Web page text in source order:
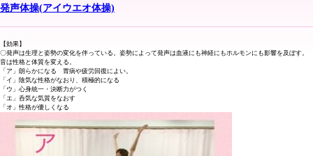
発声体操(アイウエオ体操)
【効果】
〇発声は生理と姿勢の変化を伴っている。姿勢によって発声は血液にも神経にもホルモンにも影響を及ぼす。
音は性格と体質を変える。
「ア」朗らかになる 胃病や疲労回復によい。
「イ」陰気な性格がなおり、積極的になる
「ウ」心身統一・決断力がつく
「エ」呑気な気質をなおす
「オ」性格が優しくなる
0745-70-5515